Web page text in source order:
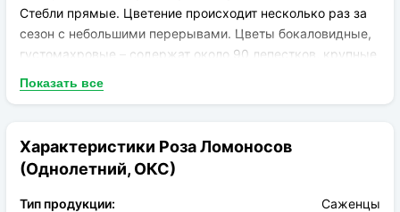
Стебли прямые. Цветение происходит несколько раз за
сезон с небольшими перерывами. Цветы бокаловидные,
густомахровые – содержат около 90 лепестков, крупные
пышные, торжественные. Окраска чисто белая. Аромат
Показать все
Характеристики Роза Ломоносов
(Однолетний, ОКС)
Тип продукции:
Саженцы